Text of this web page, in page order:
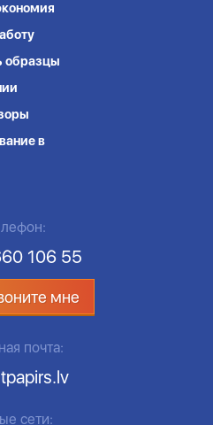
образцы
в
106 55
мне
почта:
сети: